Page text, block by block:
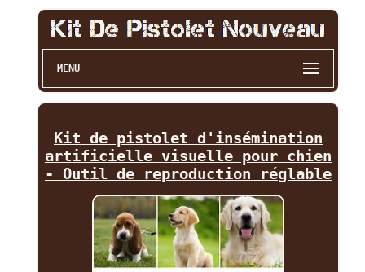
MENU
Kit de pistolet d'insémination
artificielle visuelle pour chien
- Outil de reproduction réglable